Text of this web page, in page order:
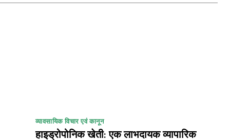
व्यावसायिक विचार एवं कानून
हाइड्रोपोनिक खेती: एक लाभदायक व्यापारिक